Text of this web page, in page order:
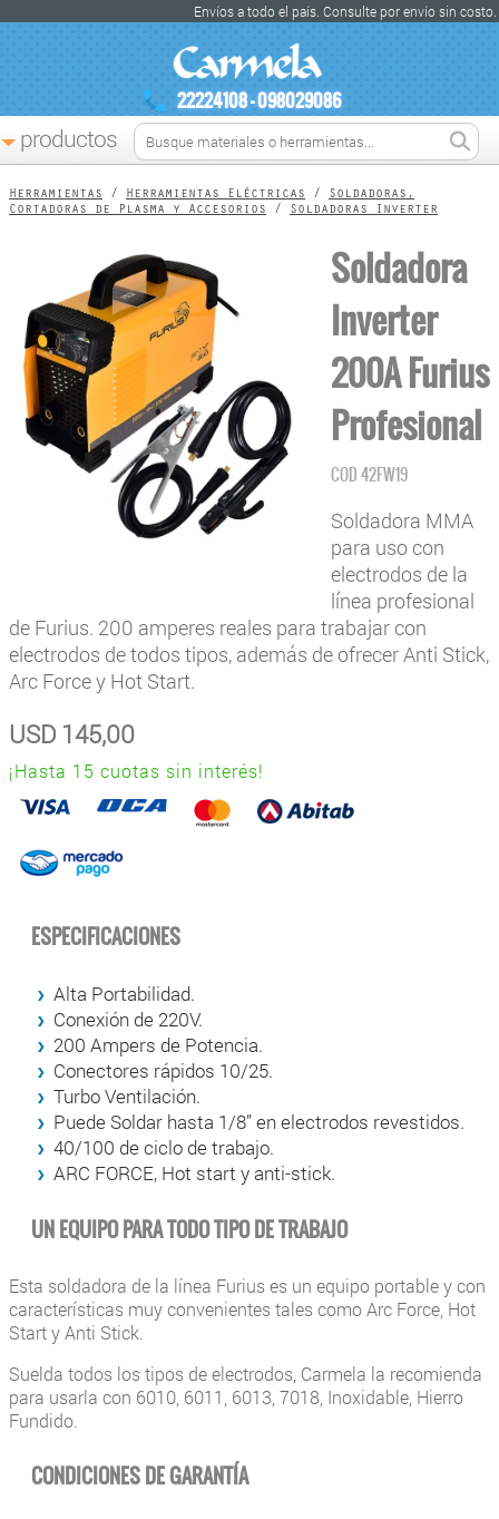
Envíos a todo el país. Consulte por envío sin costo.
22224108 - 098029086
productos
Herramientas / Herramientas Eléctricas / Soldadoras,
Cortadoras de Plasma y Accesorios / Soldadoras Inverter
Soldadora
Inverter
200A Furius
Profesional
COD42FW19
Soldadora MMA
para uso con
electrodos de la
línea profesional
de Furius. 200 amperes reales para trabajar con
electrodos de todos tipos, además de ofrecer Anti Stick,
Arc Force y Hot Start.
USD 145,00
¡Hasta 15 cuotas sin interés!
ESPECIFICACIONES
Alta Portabilidad.
Conexión de 220V.
200 Ampers de Potencia.
Conectores rápidos 10/25.
Turbo Ventilación.
Puede Soldar hasta 1/8” en electrodos revestidos.
40/100 de ciclo de trabajo.
ARC FORCE, Hot start y anti-stick.
UN EQUIPO PARA TODO TIPO DE TRABAJO
Esta soldadora de la línea Furius es un equipo portable y con
características muy convenientes tales como Arc Force, Hot
Start y Anti Stick.
Suelda todos los tipos de electrodos, Carmela la recomienda
para usarla con 6010, 6011, 6013, 7018, Inoxidable, Hierro
Fundido.
CONDICIONES DE GARANTÍA